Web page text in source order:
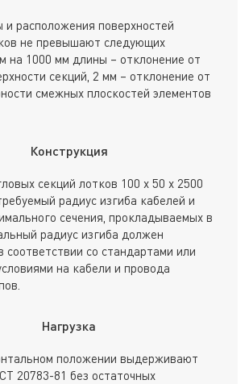
расположения поверхностей
не превышают следующих
на 1000 мм длины – отклонение от
секций, 2 мм – отклонение от
смежных плоскостей элементов
Конструкция
секций лотков 100 х 50 х 2500
радиус изгиба кабелей и
сечения, прокладываемых в
радиус изгиба должен
соответствии со стандартами или
на кабели и провода
Нагрузка
положении выдерживают
20783-81 без остаточных